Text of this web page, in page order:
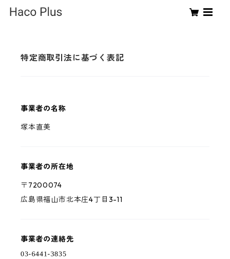
特定商取引法に基づく表記
事業者の名称
塚本直美
事業者の所在地
〒7200074
広島県福山市北本庄4丁目3-11
事業者の連絡先